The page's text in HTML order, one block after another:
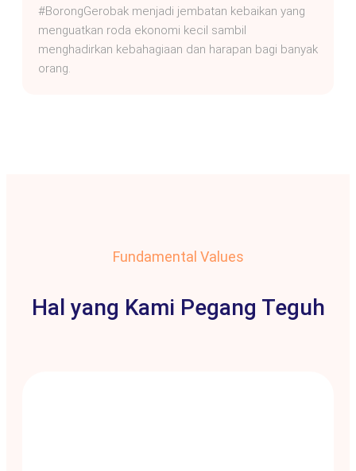
#BorongGerobak menjadi jembatan kebaikan yang
menguatkan roda ekonomi kecil sambil
menghadirkan kebahagiaan dan harapan bagi banyak
orang.
Fundamental Values
Hal yang Kami Pegang Teguh